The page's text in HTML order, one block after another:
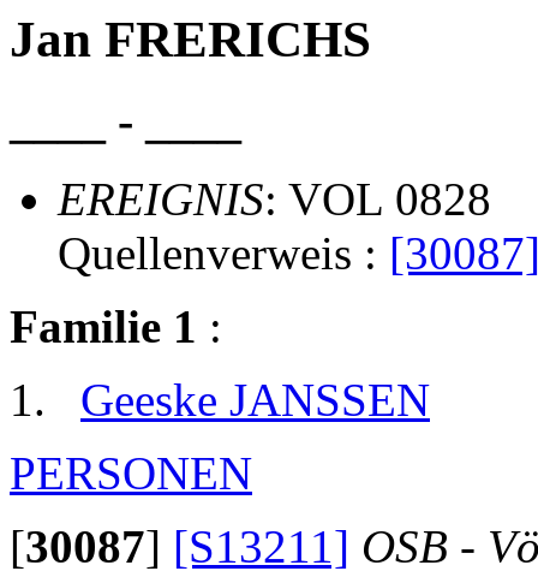
Jan FRERICHS
____ - ____
EREIGNIS: VOL 0828
Quellenverweis :
Familie 1 :
Geeske JANSSEN
PERSONEN
[30087] [S13211] OSB -